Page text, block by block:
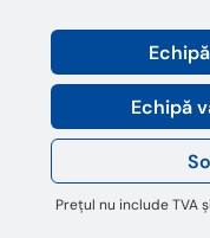
Echipă
Prețul nu include TVA